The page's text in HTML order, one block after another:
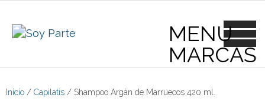
content
Inicio / Capilatis / Shampoo Argán de Marruecos 420 ml.